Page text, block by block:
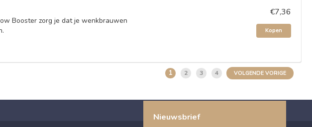
Booster zorg je dat je wenkbrauwen
€7,36
Kopen
1 2 3 4 VOLGENDE VORIGE
Nieuwsbrief